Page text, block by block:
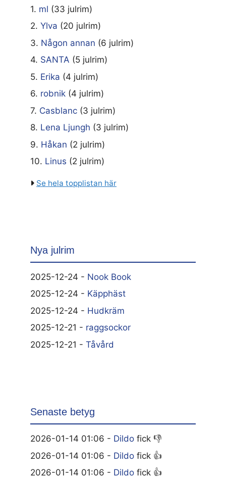
1. ml (33 julrim)
2. Ylva (20 julrim)
3. Någon annan (6 julrim)
4. SANTA (5 julrim)
5. Erika (4 julrim)
6. robnik (4 julrim)
7. Casblanc (3 julrim)
8. Lena Ljungh (3 julrim)
9. Håkan (2 julrim)
10. Linus (2 julrim)
Se hela topplistan här
Nya julrim
2025-12-24 - Nook Book
2025-12-24 - Käpphäst
2025-12-24 - Hudkräm
2025-12-21 - raggsockor
2025-12-21 - Tåvård
Senaste betyg
2026-01-14 01:06 - Dildo fick 👎
2026-01-14 01:06 - Dildo fick 👍
2026-01-14 01:06 - Dildo fick 👍